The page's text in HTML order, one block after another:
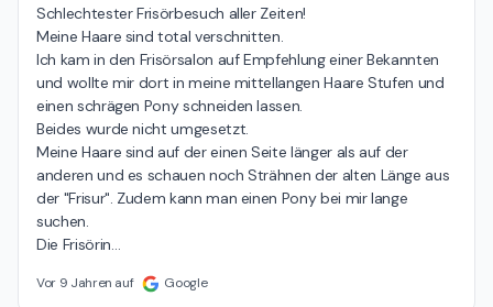
Schlechtester Frisörbesuch aller Zeiten!
Meine Haare sind total verschnitten.
Ich kam in den Frisörsalon auf Empfehlung einer Bekannten
und wollte mir dort in meine mittellangen Haare Stufen und
einen schrägen Pony schneiden lassen.
Beides wurde nicht umgesetzt.
Meine Haare sind auf der einen Seite länger als auf der
anderen und es schauen noch Strähnen der alten Länge aus
der "Frisur". Zudem kann man einen Pony bei mir lange
suchen.
Die Frisörin…
Vor 9 Jahren auf Google